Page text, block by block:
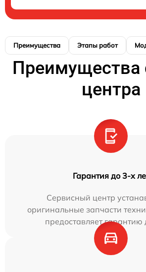
Преимущества Этапы работ
Преимущества
центра
Гарантия до 3-х
Сервисный центр
оригинальные запчасти
предоставляет гарантию